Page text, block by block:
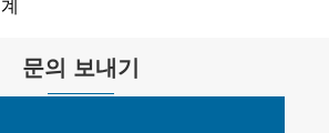
문의 보내기